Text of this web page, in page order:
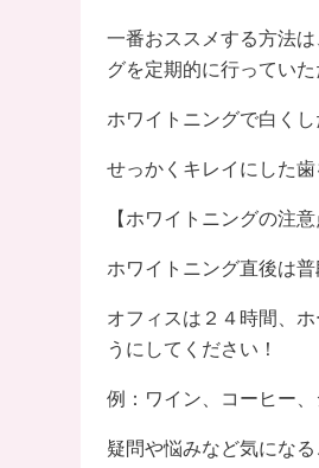
一番おススメする方法
グを定期的に行っていた
ホワイトニングで白く
せっかくキレイにした
【ホワイトニングの注意
ホワイトニング直後は
オフィスは２４時間、
うにしてください！
例：ワイン、コーヒー
疑問や悩みなど気にな